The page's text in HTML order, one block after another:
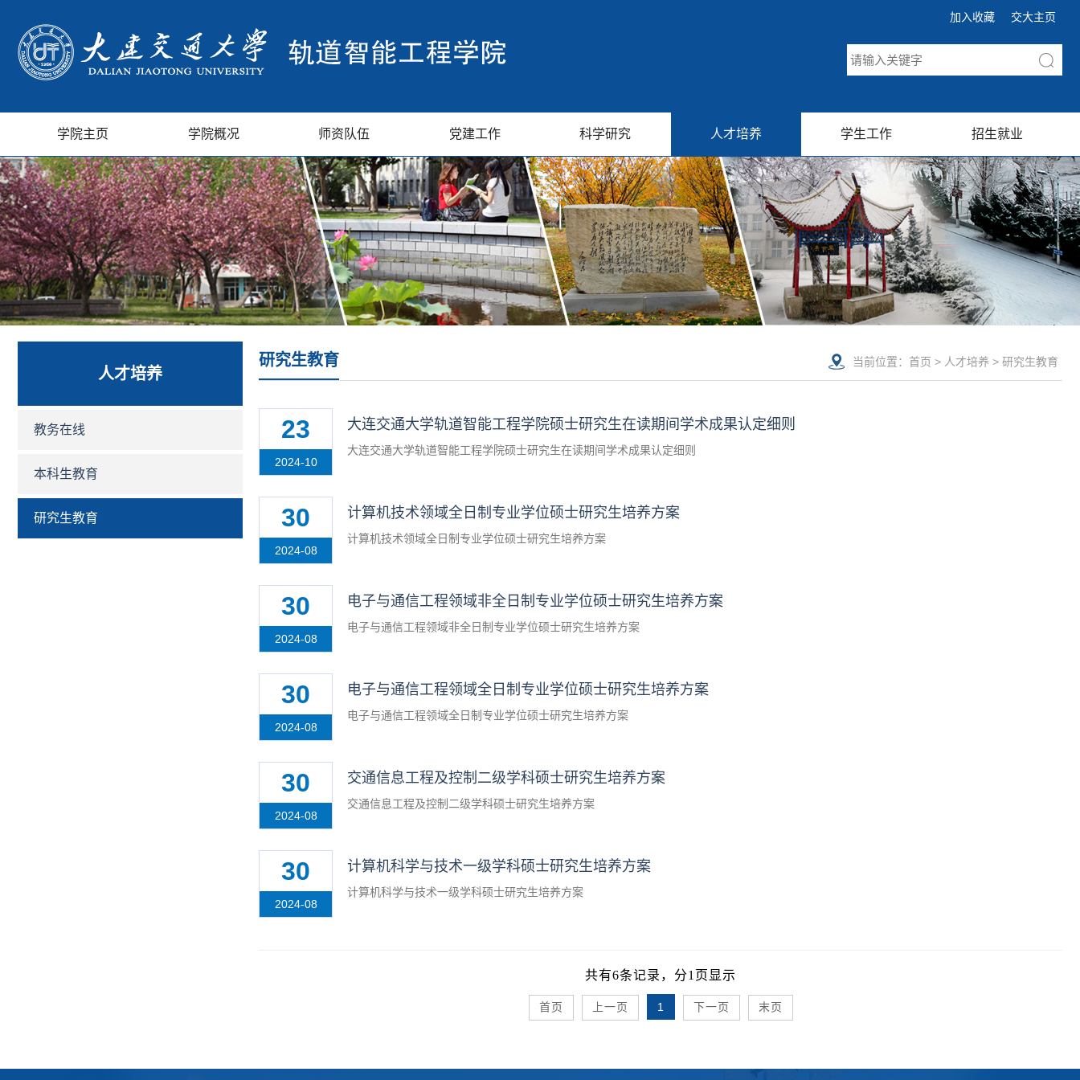
加入收藏 交大主页
学院主页 学院概况 师资队伍 党建工作 科学研究 人才培养 学生工作 招生就业
人才培养
教务在线
本科生教育
研究生教育
研究生教育 当前位置： 首页 > 人才培养 > 研究生教育
23
2024-10
大连交通大学轨道智能工程学院硕士研究生在读期间学术成果认定细则
大连交通大学轨道智能工程学院硕士研究生在读期间学术成果认定细则
30
2024-08
计算机技术领域全日制专业学位硕士研究生培养方案
计算机技术领域全日制专业学位硕士研究生培养方案
30
2024-08
电子与通信工程领域非全日制专业学位硕士研究生培养方案
电子与通信工程领域非全日制专业学位硕士研究生培养方案
30
2024-08
电子与通信工程领域全日制专业学位硕士研究生培养方案
电子与通信工程领域全日制专业学位硕士研究生培养方案
30
2024-08
交通信息工程及控制二级学科硕士研究生培养方案
交通信息工程及控制二级学科硕士研究生培养方案
30
2024-08
计算机科学与技术一级学科硕士研究生培养方案
计算机科学与技术一级学科硕士研究生培养方案
共有6条记录，分1页显示
首页 上一页 1 下一页 末页